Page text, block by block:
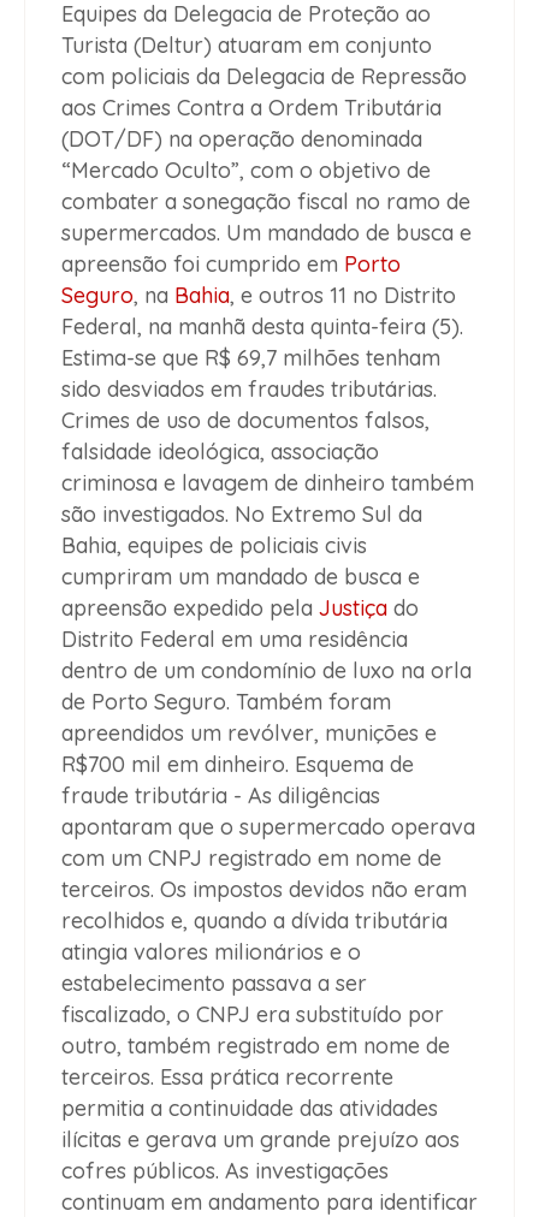
Equipes da Delegacia de Proteção ao
Turista (Deltur) atuaram em conjunto
com policiais da Delegacia de Repressão
aos Crimes Contra a Ordem Tributária
(DOT/DF) na operação denominada
“Mercado Oculto”, com o objetivo de
combater a sonegação fiscal no ramo de
supermercados. Um mandado de busca e
apreensão foi cumprido em Porto
Seguro, na Bahia, e outros 11 no Distrito
Federal, na manhã desta quinta-feira (5).
Estima-se que R$ 69,7 milhões tenham
sido desviados em fraudes tributárias.
Crimes de uso de documentos falsos,
falsidade ideológica, associação
criminosa e lavagem de dinheiro também
são investigados. No Extremo Sul da
Bahia, equipes de policiais civis
cumpriram um mandado de busca e
apreensão expedido pela Justiça do
Distrito Federal em uma residência
dentro de um condomínio de luxo na orla
de Porto Seguro. Também foram
apreendidos um revólver, munições e
R$700 mil em dinheiro. Esquema de
fraude tributária - As diligências
apontaram que o supermercado operava
com um CNPJ registrado em nome de
terceiros. Os impostos devidos não eram
recolhidos e, quando a dívida tributária
atingia valores milionários e o
estabelecimento passava a ser
fiscalizado, o CNPJ era substituído por
outro, também registrado em nome de
terceiros. Essa prática recorrente
permitia a continuidade das atividades
ilícitas e gerava um grande prejuízo aos
cofres públicos. As investigações
continuam em andamento para identificar